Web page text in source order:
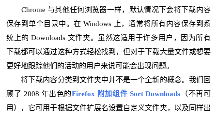
Chrome 与其他任何浏览器一样，默认情况下会将下载内容
保存到单个目录中。在 Windows 上，通常将所有内容保存到系
统上的 Downloads 文件夹。虽然这适用于许多用户，因为所有
下载都可以通过这种方式轻松找到，但对于下载大量文件或想要
更好地跟踪他们的活动的用户来说可能会出现问题。
将下载内容分类到文件夹中并不是一个全新的概念。我们回
顾了 2008 年出色的Firefox 附加组件 Sort Downloads （不再可
用），它可用于根据文件扩展名设置自定义文件夹，以及同样出